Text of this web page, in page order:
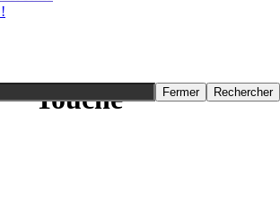
Fermer Rechercher
Touche